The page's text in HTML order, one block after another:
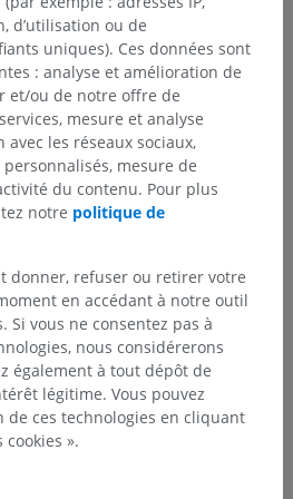
d’utilisation ou de
uniques). Ces données sont
: analyse et amélioration de
et/ou de notre offre de
mesure et analyse
avec les réseaux sociaux,
mesure de
du contenu. Pour plus
notre politique de
donner, refuser ou retirer votre
en accédant à notre outil
Si vous ne consentez pas à
nous considérerons
également à tout dépôt de
légitime. Vous pouvez
de ces technologies en cliquant
».